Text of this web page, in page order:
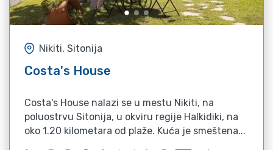
Nikiti, Sitonija
Costa's House
Costa's House nalazi se u mestu Nikiti, na
poluostrvu Sitonija, u okviru regije Halkidiki, na
oko 1.20 kilometara od plaže. Kuća je smeštena...